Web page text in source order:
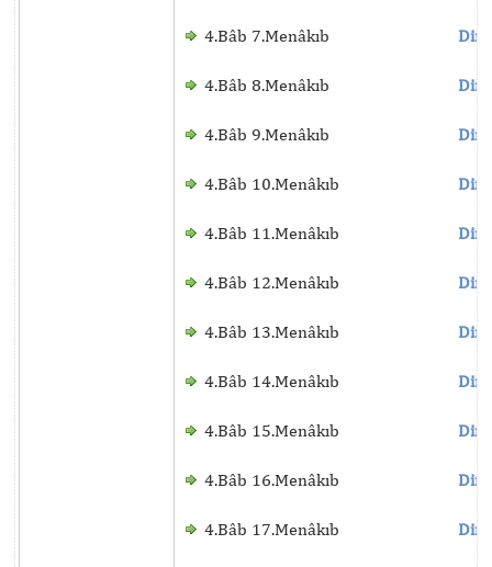
4.Bâb 7.Menâkıb
4.Bâb 8.Menâkıb
4.Bâb 9.Menâkıb
4.Bâb 10.Menâkıb
4.Bâb 11.Menâkıb
4.Bâb 12.Menâkıb
4.Bâb 13.Menâkıb
4.Bâb 14.Menâkıb
4.Bâb 15.Menâkıb
4.Bâb 16.Menâkıb
4.Bâb 17.Menâkıb